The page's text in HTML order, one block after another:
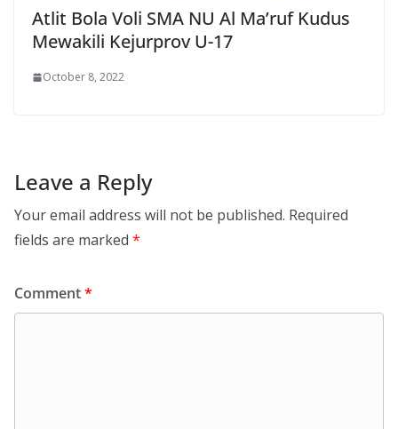
Atlit Bola Voli SMA NU Al Ma’ruf Kudus
Mewakili Kejurprov U-17
October 8, 2022
Leave a Reply
Your email address will not be published. Required
fields are marked *
Comment*